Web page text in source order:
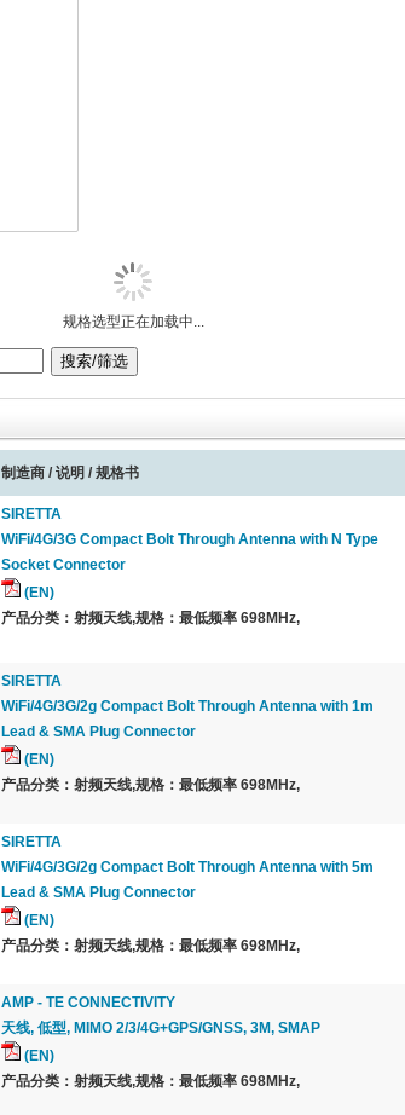
规格选型正在加载中...
制造商 / 说明 / 规格书
SIRETTA
WiFi/4G/3G Compact Bolt Through Antenna with N Type
Socket Connector
(EN)
产品分类：射频天线,规格：最低频率 698MHz,
SIRETTA
WiFi/4G/3G/2g Compact Bolt Through Antenna with 1m
Lead & SMA Plug Connector
(EN)
产品分类：射频天线,规格：最低频率 698MHz,
SIRETTA
WiFi/4G/3G/2g Compact Bolt Through Antenna with 5m
Lead & SMA Plug Connector
(EN)
产品分类：射频天线,规格：最低频率 698MHz,
AMP - TE CONNECTIVITY
天线, 低型, MIMO 2/3/4G+GPS/GNSS, 3M, SMAP
(EN)
产品分类：射频天线,规格：最低频率 698MHz,